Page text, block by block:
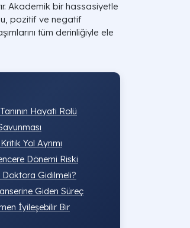
Akademik bir hassasiyetle
pozitif ve negatif
tüm derinliğiyle ele
Hayati Rolü
Yol Ayrımı
Dönemi Riski
Doktora Gidilmeli?
Giden Süreç
İyileşebilir Bir